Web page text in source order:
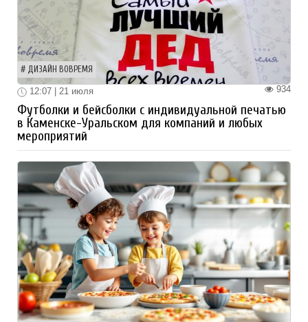
ДИЗАЙН ВОВРЕМЯ
934
12:07 | 21 июля
Футболки и бейсболки с индивидуальной печатью
в Каменске-Уральском для компаний и любых
мероприятий